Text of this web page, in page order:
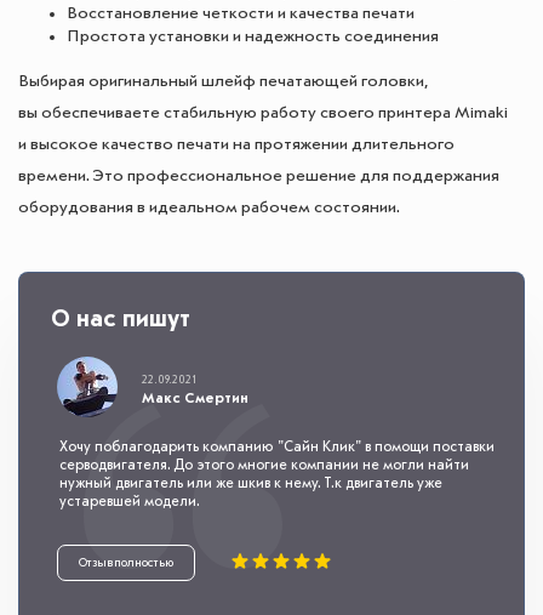
Восстановление четкости и качества печати
Простота установки и надежность соединения
Выбирая оригинальный шлейф печатающей головки,
вы обеспечиваете стабильную работу своего принтера Mimaki
и высокое качество печати на протяжении длительного
времени. Это профессиональное решение для поддержания
оборудования в идеальном рабочем состоянии.
О нас пишут
22.09.2021
Макс Смертин
Хочу поблагодарить компанию "Сайн Клик" в помощи поставки
серводвигателя. До этого многие компании не могли найти
нужный двигатель или же шкив к нему. Т.к двигатель уже
устаревшей модели.
Отзыв полностью